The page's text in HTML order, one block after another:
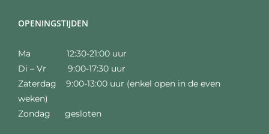
OPENINGSTIJDEN
Ma 12:30-21:00 uur
Di – Vr 9:00-17:30 uur
Zaterdag 9:00-13:00 uur (enkel open in de even
weken)
Zondag gesloten